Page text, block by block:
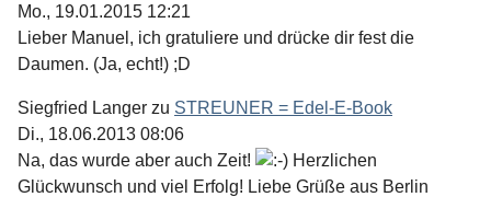
Mo., 19.01.2015 12:21
Lieber Manuel, ich gratuliere und drücke dir fest die
Daumen. (Ja, echt!) ;D
Siegfried Langer zu STREUNER = Edel-E-Book
Di., 18.06.2013 08:06
Na, das wurde aber auch Zeit!
Herzlichen
Glückwunsch und viel Erfolg! Liebe Grüße aus Berlin